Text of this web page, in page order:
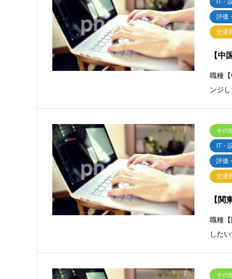
IT・
評価
交通
【
職種
ンジ
その
IT・
評価
交通
【
職種
した
その